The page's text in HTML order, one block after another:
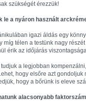
szükségét érezzük!
le a nyáron használt
igazi áldás egy
míg télen a testünk nagy
érik az időjárás
tudjuk a legjobban
hogy elsőre azt
hogy a bőrünk is eleve
alacsonyabb